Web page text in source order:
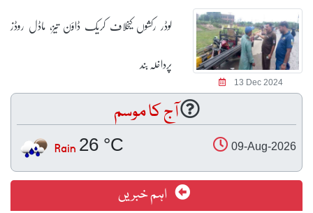
13 Dec 2024
لوڈر رکشوں کیخلاف کریک ڈاؤن تیز، ماڈل روڈز
پرداخلہ بند
آج کا موسم
09-Aug-2026
26 °C
Rain
اہم خبریں